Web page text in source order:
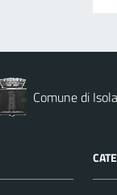
Comune di